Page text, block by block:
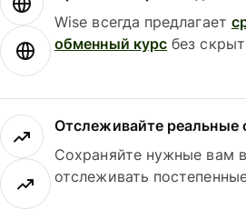
Wise всегда предлагает
обменный курс без
Отслеживайте реальные
Сохраняйте нужные вам
отслеживать